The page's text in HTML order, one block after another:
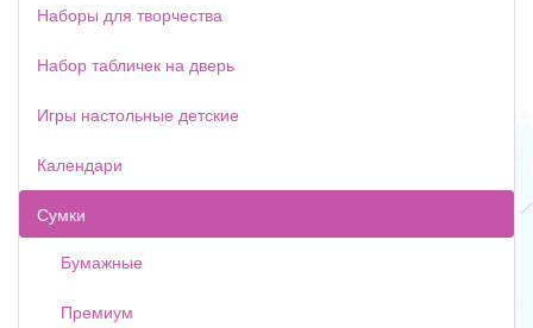
Наборы для творчества
Набор табличек на дверь
Игры настольные детские
Календари
Сумки
Бумажные
Премиум